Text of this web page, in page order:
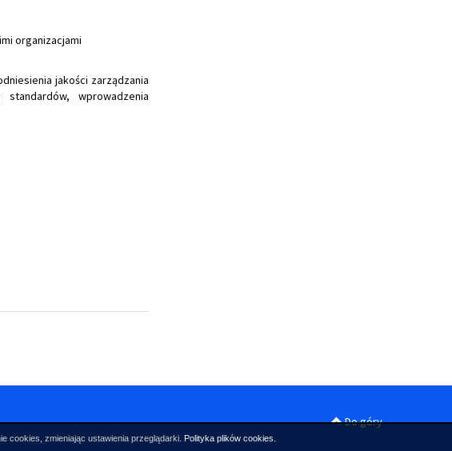
organizacjami
jakości zarządzania
wprowadzenia
Do góry
cookies, zmieniając ustawienia przeglądarki. Polityka plików cookies.